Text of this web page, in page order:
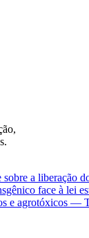
a liberação
face à lei
e agrotóxicos —